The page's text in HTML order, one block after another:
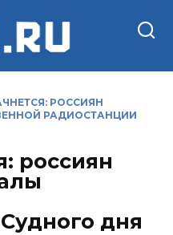
РОССИЯН
РАДИОСТАНЦИИ
россиян
дня